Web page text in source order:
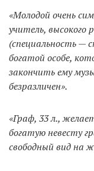
«Молодой очень
учитель, высокого
(специальность —
богатой особе,
закончить ему
безразличен».
«Граф, 33 л.,
богатую невесту
свободный вид на